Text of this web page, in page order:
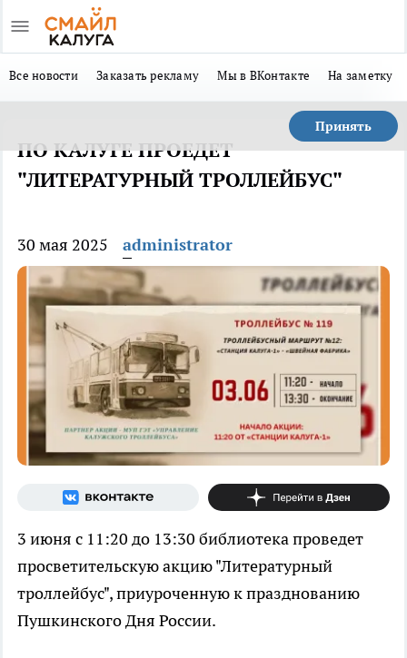
Все новости Заказать рекламу Мы в ВКонтакте На заметку
Принять
ПО КАЛУГЕ ПРОЕДЕТ
"ЛИТЕРАТУРНЫЙ ТРОЛЛЕЙБУС"
30 мая 2025 administrator
3 июня с 11:20 до 13:30 библиотека проведет
просветительскую акцию "Литературный
троллейбус", приуроченную к празднованию
Пушкинского Дня России.